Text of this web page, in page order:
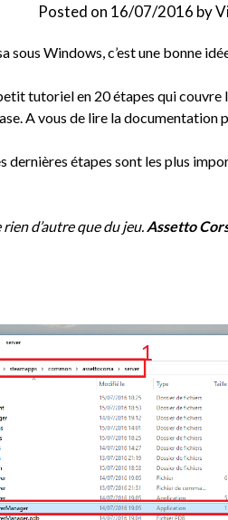
Posted on 16/07/2016 by
Windows, c’est une bonne
tutoriel en 20 étapes qui couvre
A vous de lire la documentation
dernières étapes sont les plus
d’autre que du jeu. Assetto